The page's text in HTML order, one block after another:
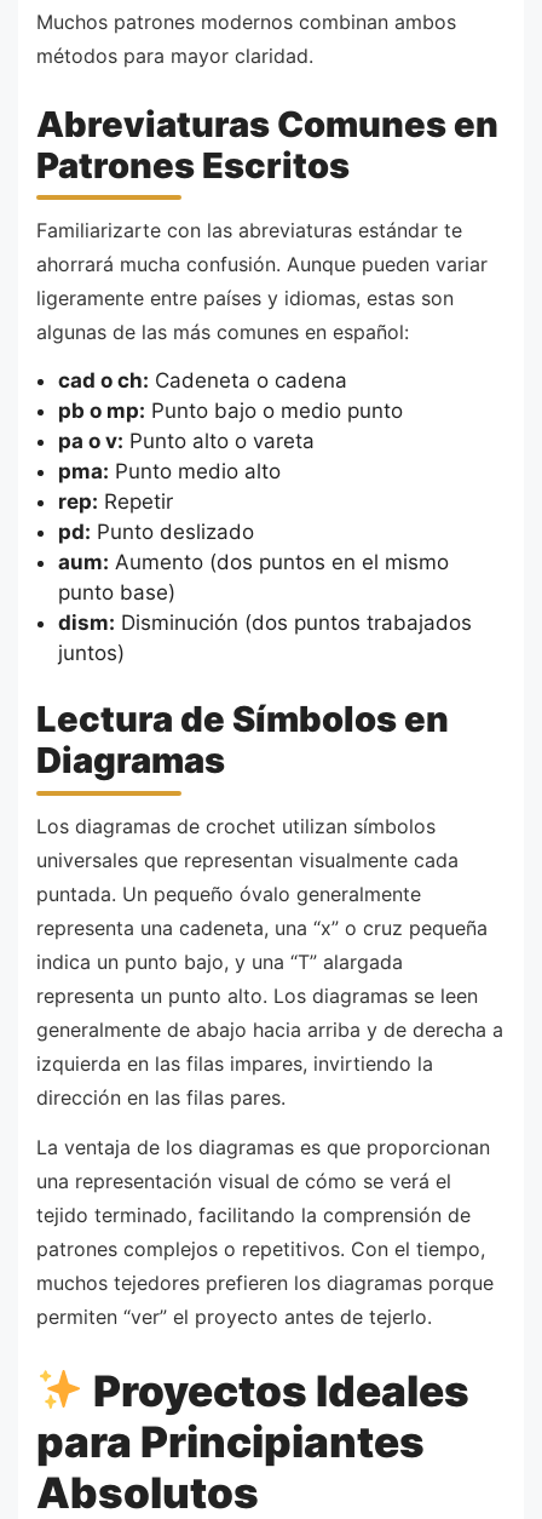
Muchos patrones modernos combinan ambos
métodos para mayor claridad.
Abreviaturas Comunes en
Patrones Escritos
Familiarizarte con las abreviaturas estándar te
ahorrará mucha confusión. Aunque pueden variar
ligeramente entre países y idiomas, estas son
algunas de las más comunes en español:
cad o ch: Cadeneta o cadena
pb o mp: Punto bajo o medio punto
pa o v: Punto alto o vareta
pma: Punto medio alto
rep: Repetir
pd: Punto deslizado
aum: Aumento (dos puntos en el mismo
punto base)
dism: Disminución (dos puntos trabajados
juntos)
Lectura de Símbolos en
Diagramas
Los diagramas de crochet utilizan símbolos
universales que representan visualmente cada
puntada. Un pequeño óvalo generalmente
representa una cadeneta, una “x” o cruz pequeña
indica un punto bajo, y una “T” alargada
representa un punto alto. Los diagramas se leen
generalmente de abajo hacia arriba y de derecha a
izquierda en las filas impares, invirtiendo la
dirección en las filas pares.
La ventaja de los diagramas es que proporcionan
una representación visual de cómo se verá el
tejido terminado, facilitando la comprensión de
patrones complejos o repetitivos. Con el tiempo,
muchos tejedores prefieren los diagramas porque
permiten “ver” el proyecto antes de tejerlo.
Proyectos Ideales
para Principiantes
Absolutos